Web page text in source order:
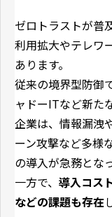
ゼロトラストが普
利用拡大やテレワ
あります。
従来の境界型防御
ャドーITなど新た
企業は、情報漏洩
ーン攻撃など多様
の導入が急務とな
一方で、 導入コス
などの課題も存在